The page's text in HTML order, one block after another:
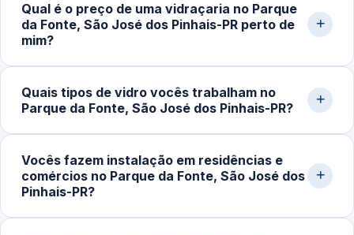
Qual é o preço de uma vidraçaria no Parque
da Fonte, São José dos Pinhais-PR perto de
mim?
dimensões, espessura, acessórios e complexidade da
instalação. Box simples partem de cerca de R$400,00;
portas e fachadas podem ultrapassar R$2.500,00.
Solicite uma medição pelo WhatsApp para receber um
orçamento detalhado.
Quais tipos de vidro vocês trabalham no
Parque da Fonte, São José dos Pinhais-PR?
jateado, refletivo, laminado e espelhos sob medida.
Atendemos espessuras de 6mm, 8mm, 10mm e 12mm
Vocês fazem instalação em residências e
comércios no Parque da Fonte, São José dos
Pinhais-PR?